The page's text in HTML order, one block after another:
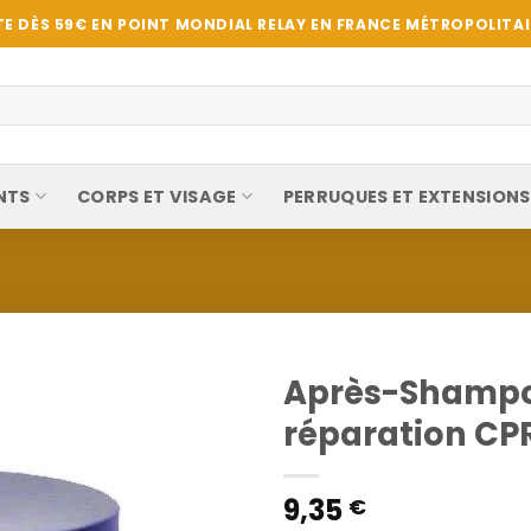
DÈS 59€ EN POINT MONDIAL RELAY EN FRANCE
CORPS ET VISAGE PERRUQUES ET EXTENSIONS
Après-
réparation
9,35 €